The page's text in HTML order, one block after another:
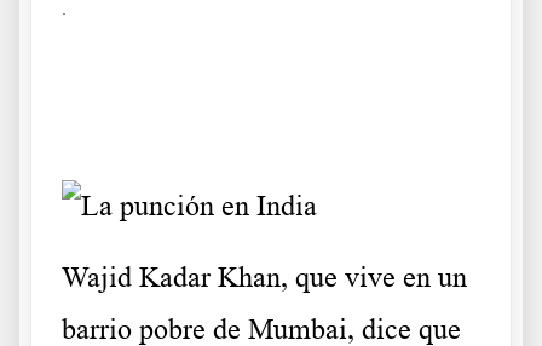
Wajid Kadar Khan, que vive en un
barrio pobre de Mumbai, dice que